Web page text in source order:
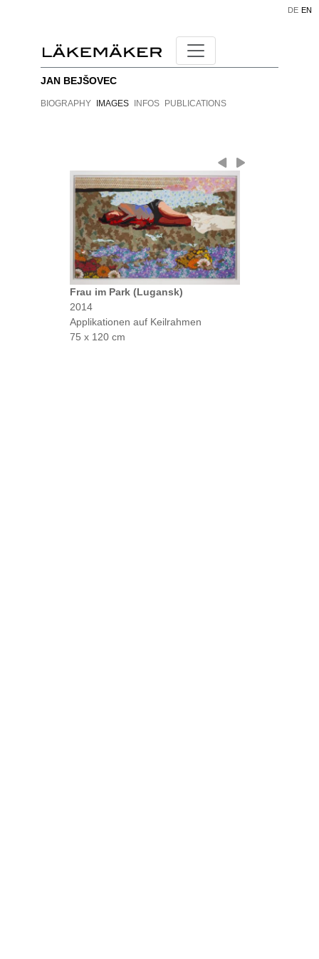
DE EN
JAN BEJŠOVEC
BIOGRAPHY IMAGES INFOS PUBLICATIONS
Frau im Park (Lugansk)
2014
Applikationen auf Keilrahmen
75 x 120 cm